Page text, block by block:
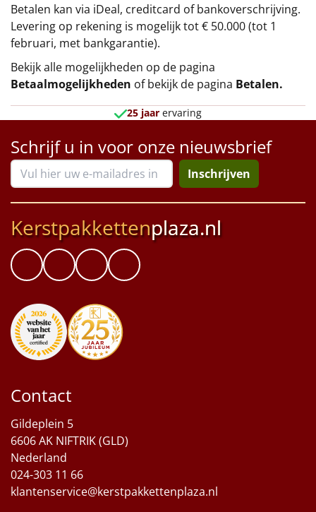
Betalen kan via iDeal, creditcard of bankoverschrijving.
Levering op rekening is mogelijk tot € 50.000 (tot 1
februari, met bankgarantie).
Bekijk alle mogelijkheden op de pagina
Betaalmogelijkheden of bekijk de pagina Betalen.
25 jaar ervaring
Schrijf u in voor onze nieuwsbrief
Inschrijven
Kerstpakkettenplaza.nl
Contact
Gildeplein 5
6606 AK NIFTRIK (GLD)
Nederland
024-303 11 66
klantenservice@kerstpakkettenplaza.nl